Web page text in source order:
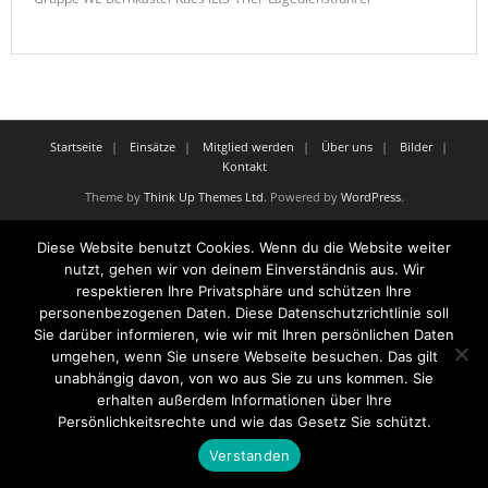
Startseite Einsätze Mitglied werden Über uns
Bilder
Kontakt
Theme by Think Up Themes Ltd. Powered by WordPress.
Diese Website benutzt Cookies. Wenn du die Website weiter
nutzt, gehen wir von deinem Einverständnis aus. Wir
respektieren Ihre Privatsphäre und schützen Ihre
personenbezogenen Daten. Diese Datenschutzrichtlinie soll
Sie darüber informieren, wie wir mit Ihren persönlichen Daten
umgehen, wenn Sie unsere Webseite besuchen. Das gilt
unabhängig davon, von wo aus Sie zu uns kommen. Sie
erhalten außerdem Informationen über Ihre
Persönlichkeitsrechte und wie das Gesetz Sie schützt.
Verstanden